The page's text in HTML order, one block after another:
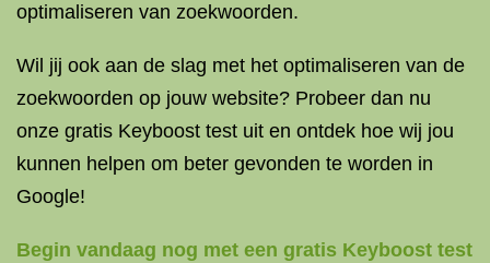
optimaliseren van zoekwoorden.
Wil jij ook aan de slag met het optimaliseren van de
zoekwoorden op jouw website? Probeer dan nu
onze gratis Keyboost test uit en ontdek hoe wij jou
kunnen helpen om beter gevonden te worden in
Google!
Begin vandaag nog met een gratis Keyboost test